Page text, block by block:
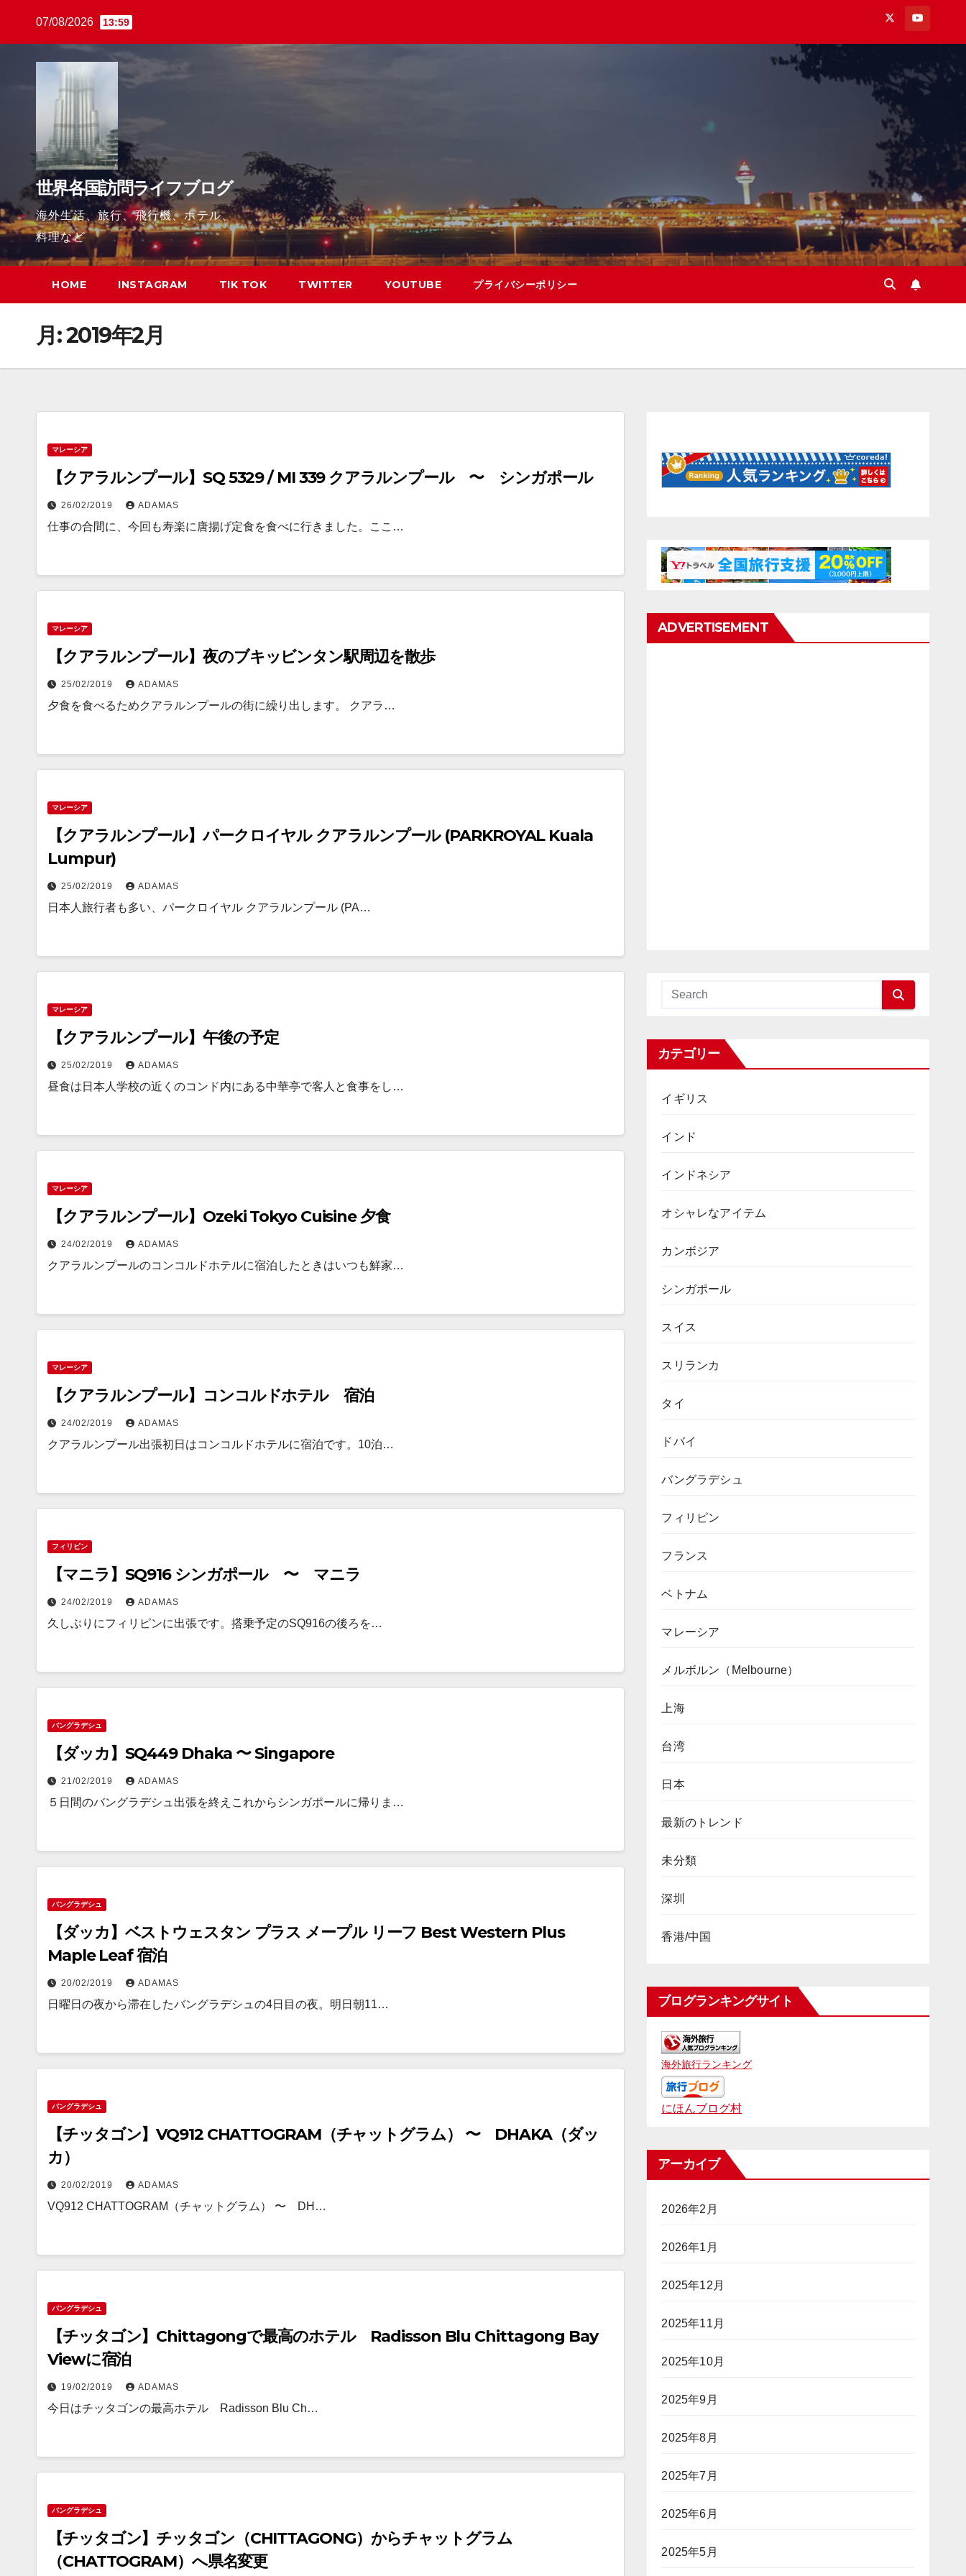
07/08/2026 13:59
世界各国訪問ライフブログ
海外生活、旅行、飛行機、ホテル、
料理など
HOME INSTAGRAM TIK TOK TWITTER YOUTUBE プライバシーポリシー
月:2019年2月
マレーシア
【クアラルンプール】SQ 5329 / MI 339 クアラルンプール 〜 シンガポール
26/02/2019 ADAMAS
仕事の合間に、今回も寿楽に唐揚げ定食を食べに行きました。ここ…
マレーシア
【クアラルンプール】夜のブキッビンタン駅周辺を散歩
25/02/2019 ADAMAS
夕食を食べるためクアラルンプールの街に繰り出します。 クアラ…
マレーシア
【クアラルンプール】パークロイヤル クアラルンプール (PARKROYAL Kuala
Lumpur)
25/02/2019 ADAMAS
日本人旅行者も多い、パークロイヤル クアラルンプール (PA…
マレーシア
【クアラルンプール】午後の予定
25/02/2019 ADAMAS
昼食は日本人学校の近くのコンド内にある中華亭で客人と食事をし…
マレーシア
【クアラルンプール】Ozeki Tokyo Cuisine 夕食
24/02/2019 ADAMAS
クアラルンプールのコンコルドホテルに宿泊したときはいつも鮮家…
マレーシア
【クアラルンプール】コンコルドホテル 宿泊
24/02/2019 ADAMAS
クアラルンプール出張初日はコンコルドホテルに宿泊です。10泊…
フィリピン
【マニラ】SQ916 シンガポール 〜 マニラ
24/02/2019 ADAMAS
久しぶりにフィリピンに出張です。搭乗予定のSQ916の後ろを…
バングラデシュ
【ダッカ】SQ449 Dhaka 〜 Singapore
21/02/2019 ADAMAS
５日間のバングラデシュ出張を終えこれからシンガポールに帰りま…
バングラデシュ
【ダッカ】ベストウェスタン プラス メープル リーフ Best Western Plus
Maple Leaf 宿泊
20/02/2019 ADAMAS
日曜日の夜から滞在したバングラデシュの4日目の夜。明日朝11…
バングラデシュ
【チッタゴン】VQ912 CHATTOGRAM（チャットグラム） 〜 DHAKA（ダッ
カ）
20/02/2019 ADAMAS
VQ912 CHATTOGRAM（チャットグラム） 〜 DH…
バングラデシュ
【チッタゴン】Chittagongで最高のホテル Radisson Blu Chittagong Bay
Viewに宿泊
19/02/2019 ADAMAS
今日はチッタゴンの最高ホテル Radisson Blu Ch…
バングラデシュ
【チッタゴン】チッタゴン（CHITTAGONG）からチャットグラム
（CHATTOGRAM）へ県名変更
ADVERTISEMENT
カテゴリー
イギリス
インド
インドネシア
オシャレなアイテム
カンボジア
シンガポール
スイス
スリランカ
タイ
ドバイ
バングラデシュ
フィリピン
フランス
ベトナム
マレーシア
メルボルン（Melbourne）
上海
台湾
日本
最新のトレンド
未分類
深圳
香港/中国
ブログランキングサイト
海外旅行ランキング
にほんブログ村
アーカイブ
2026年2月
2026年1月
2025年12月
2025年11月
2025年10月
2025年9月
2025年8月
2025年7月
2025年6月
2025年5月